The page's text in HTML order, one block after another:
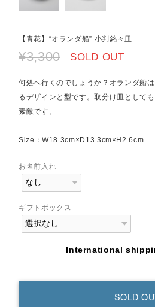
【青花】“オランダ船” 小判銘々皿
¥3,300 SOLD OUT
何処へ行くのでしょうか？オランダ船
るデザインと型です。取分け皿として
素敵です。
Size：W18.3cm×D13.3cm×H2.6cm
お名前入れ
ギフトボックス
International
SOLD